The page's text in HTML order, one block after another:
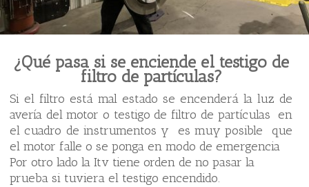
¿Qué pasa si se enciende el testigo de
filtro de partículas?
Si el filtro está mal estado se encenderá la luz de
avería del motor o testigo de filtro de partículas en
el cuadro de instrumentos y es muy posible que
el motor falle o se ponga en modo de emergencia
Por otro lado la Itv tiene orden de no pasar la
prueba si tuviera el testigo encendido.